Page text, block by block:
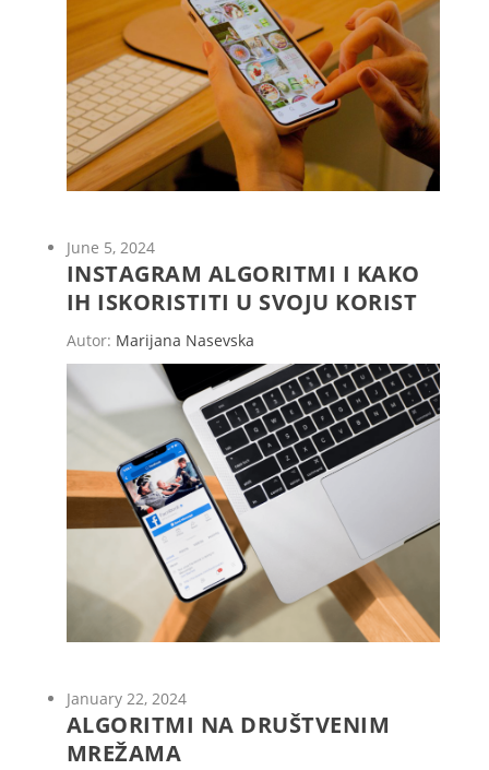
June 5, 2024
INSTAGRAM ALGORITMI I KAKO
IH ISKORISTITI U SVOJU KORIST
Autor: Marijana Nasevska
January 22, 2024
ALGORITMI NA DRUŠTVENIM
MREŽAMA